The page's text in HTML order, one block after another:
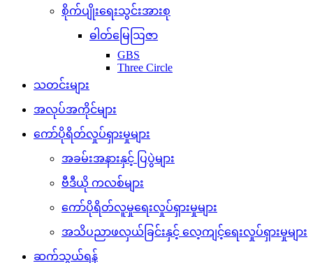
စိုက်ပျိုးရေးသွင်းအားစု
ဓါတ်မြေဩဇာ
GBS
Three Circle
သတင်းများ
အလုပ်အကိုင်များ
ကော်ပိုရိတ်လှုပ်ရှားမှုများ
အခမ်းအနားနှင့် ပြပွဲများ
ဗီဒီယို ကလစ်များ
ကော်ပိုရိတ်လူမှုရေးလှုပ်ရှားမှုများ
အသိပညာဖလှယ်ခြင်းနှင့် လေ့ကျင့်ရေးလှုပ်ရှားမှုများ
ဆက်သွယ်ရန်